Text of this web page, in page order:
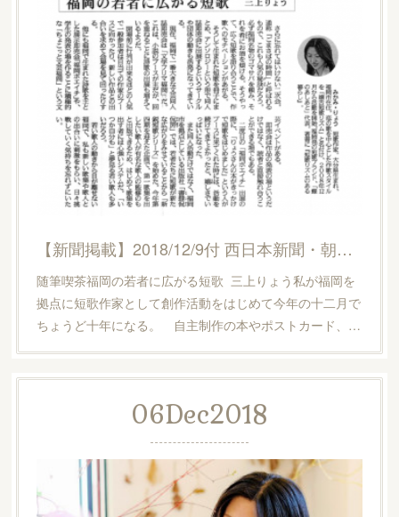
【新聞掲載】2018/12/9付 西日本新聞・朝刊『随筆喫茶』にエッセイ掲載。
随筆喫茶福岡の若者に広がる短歌 三上りょう私が福岡を
拠点に短歌作家として創作活動をはじめて今年の十二月で
ちょうど十年になる。 自主制作の本やポストカード、…
06Dec2018